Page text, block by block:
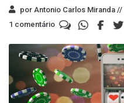
por Antonio Carlos Miranda //
1 comentário